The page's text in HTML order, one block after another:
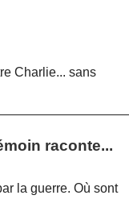
Charlie... sans
raconte...
la guerre. Où sont